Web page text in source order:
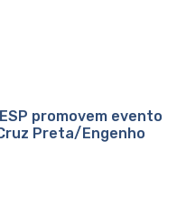
promovem evento
Preta/Engenho